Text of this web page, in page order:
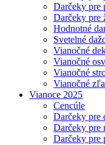
Darčeky pre
Darčeky pre
Hodnotné
Svetelné
Vianočné
Vianočné
Vianočné
Vianočné
Vianoce 2025
Cencúle
Darčeky pre
Darčeky pre
Darčeky pre